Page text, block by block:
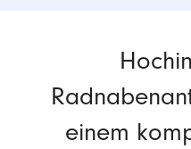
einem